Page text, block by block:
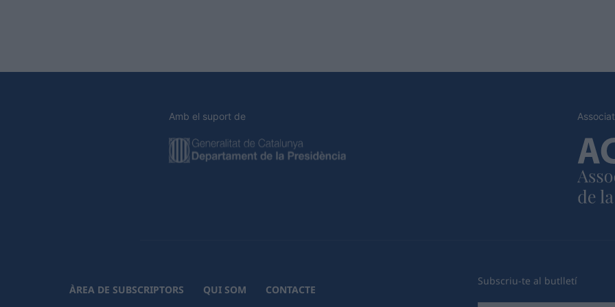
Amb el suport de
ÀREA DE SUBSCRIPTORS QUI SOM CONTACTE
Subscriu-te al butlletí